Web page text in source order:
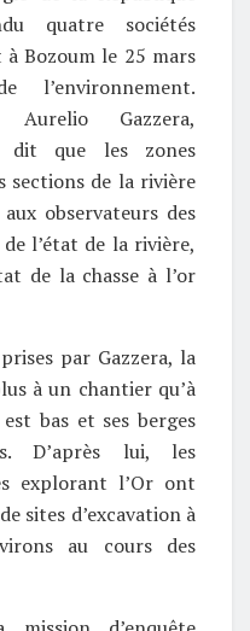
quatre sociétés
Bozoum le 25 mars
l’environnement.
Gazzera,
dit que les zones
sections de la rivière
observateurs des
l’état de la rivière,
de la chasse à l’or
par Gazzera, la
à un chantier qu’à
bas et ses berges
D’après lui, les
explorant l’Or ont
sites d’excavation à
au cours des